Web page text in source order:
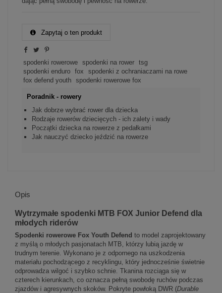
Zapytaj o ten produkt
spodenki rowerowe spodenki na rower
tsg
spodenki enduro
fox
spodenki z ochraniaczami na rowe
fox defend youth
spodenki rowerowe fox
Poradnik - rowery
Jak dobrze wybrać rower dla dziecka
Rodzaje rowerów dziecięcych - ich zalety i wady
Początki dziecka na rowerze z pedałkami
Jak nauczyć dziecko jeździć na rowerze
Opis
Wytrzymałe spodenki MTB FOX Junior Defend dla
młodych riderów
Spodenki rowerowe Fox Youth Defend to model zaprojektowany
z myślą o młodych pasjonatach MTB, którzy lubią jazdę w
trudnym terenie. Wykonano je z odpornego na uszkodzenia
materiału pochodzącego z recyklingu, który jednocześnie świetnie
odprowadza wilgoć i szybko schnie. Tkanina rozciąga się w
czterech kierunkach, co oznacza pełną swobodę ruchów podczas
zjazdów i agresywnych skoków. Pokryte powłoką DWR (Durable